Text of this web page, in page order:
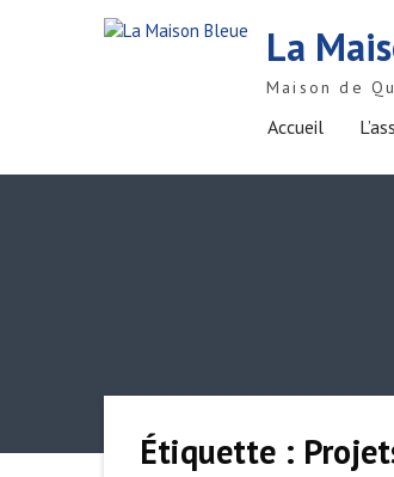
c
La
Maison de
Accueil
Étiquette :